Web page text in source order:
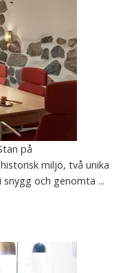
på
miljö, två unika
och genomtä ...